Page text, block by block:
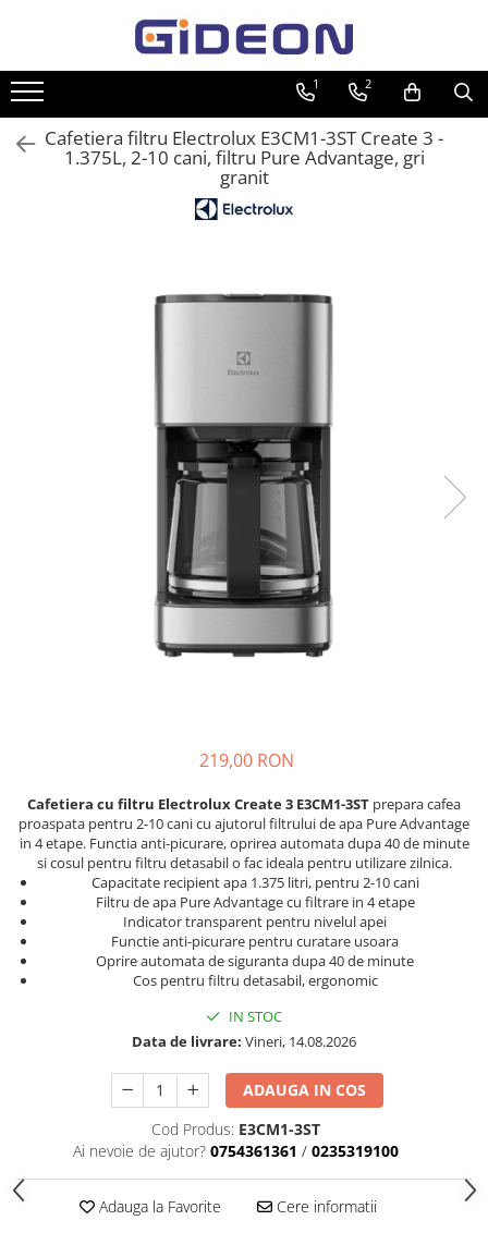
Toate Produsele
Electrocasnice
Electrocasnice mici
Accesorii si Piese Electrocasnice
Accesorii Piese Frigidere
Accesorii Piese Espressoare
Accesorii Piese Aspiratoare
Accesorii Piese Plite Aragazuri
Accesorii Piese Cuptoare
si Uscatoare
Accesorii Electrocasnice Mici
Filtre Purificatoare Aer
Accesorii Piese Aer Conditionat
Casa si gradina
Home & Deco
Accesorii Audio Hi-Fi
Produse pentru copii
1 2
Cafetiera filtru Electrolux E3CM1-3ST Create 3 -
1.375L, 2-10 cani, filtru Pure Advantage, gri
granit
219,00 RON
Cafetiera cu filtru Electrolux Create 3 E3CM1-3ST prepara cafea
proaspata pentru 2-10 cani cu ajutorul filtrului de apa Pure Advantage
in 4 etape. Functia anti-picurare, oprirea automata dupa 40 de minute
si cosul pentru filtru detasabil o fac ideala pentru utilizare zilnica.
Capacitate recipient apa 1.375 litri, pentru 2-10 cani
Filtru de apa Pure Advantage cu filtrare in 4 etape
Indicator transparent pentru nivelul apei
Functie anti-picurare pentru curatare usoara
Oprire automata de siguranta dupa 40 de minute
Cos pentru filtru detasabil, ergonomic
IN STOC
Data de livrare: Vineri, 14.08.2026
ADAUGA IN COS
Cod Produs: E3CM1-3ST
Ai nevoie de ajutor? 0754361361 / 0235319100
Adauga la Favorite Cere informatii